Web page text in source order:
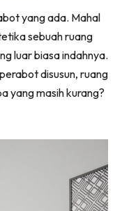
(Twitter)
yang ada. Mahal
sebuah ruang
luar biasa indahnya.
disusun, ruang
yang masih kurang?